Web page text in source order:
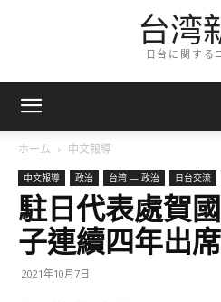
台湾
日台に関する
ホーム 中文報導
中文報導 政治 台湾 — 政治 日台交流
駐日代表處賀
子連續四年出席
2021年10月7日